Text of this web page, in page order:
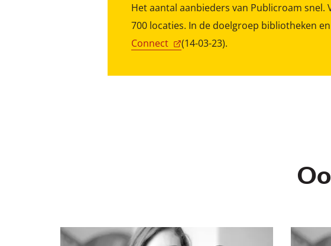
Het aantal aanbieders van Publicroam
700 locaties. In de doelgroep bibliotheken
Connect
(14-03-23).
Lees
Lees